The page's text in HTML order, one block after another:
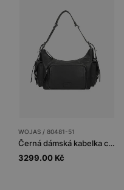
WOJAS / 80481-51
Černá dámská kabelka cargo s kapsami
3299.00 Kč